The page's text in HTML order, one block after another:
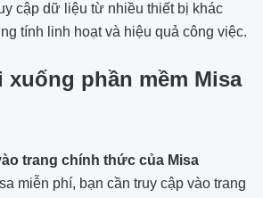
cập dữ liệu từ nhiều thiết bị khác
tính linh hoạt và hiệu quả công việc.
xuống phần mềm Misa
trang chính thức của Misa
miễn phí, bạn cần truy cập vào trang